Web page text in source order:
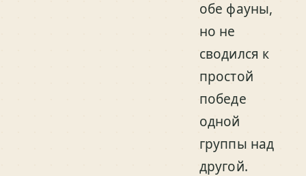
обе фауны,
но не
сводился к
простой
победе
одной
группы над
другой.